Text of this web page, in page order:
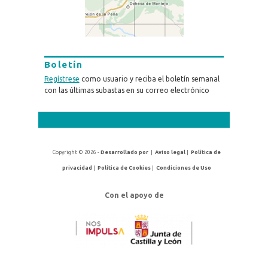
Boletín
Regístrese como usuario y reciba el boletín semanal
con las últimas subastas en su correo electrónico
Copyright © 2026 -Desarrollado por |Aviso legal |Política de
privacidad |Política de Cookies |Condiciones de Uso
Con el apoyo de